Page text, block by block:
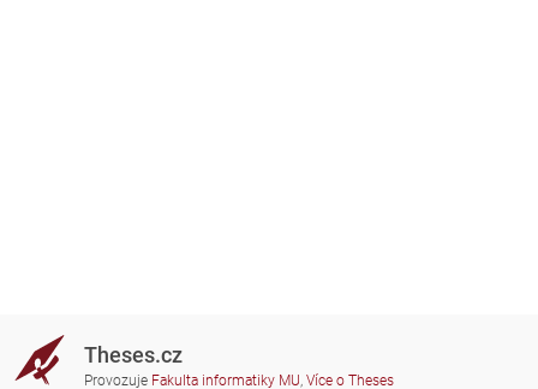
Theses.cz
Provozuje Fakulta informatiky MU, Více o Theses